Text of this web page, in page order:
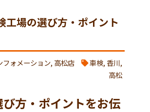
工場の選び方・ポイント
フォメーション, 高松店 車検, 香川,
高松
方・ポイントをお伝